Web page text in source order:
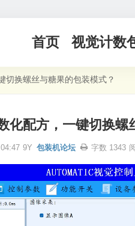
首页 视觉计数
切换螺丝与糖果的包装模式？
化配方，一键切换螺
9Y 包装机论坛 字数 1343